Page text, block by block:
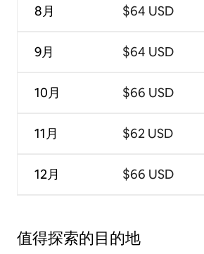
8月
9月
10月
11月
12月
$64 USD
$64 USD
$66 USD
$62 USD
$66 USD
值得探索的目的地